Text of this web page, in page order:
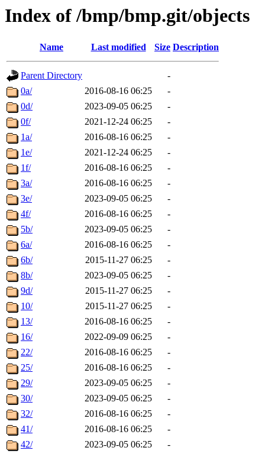
Index of /bmp/bmp.git/objects
Name Last modified Size Description
Parent Directory
-
0a/
2016-08-16 06:25
-
0d/
2023-09-05 06:25
-
0f/
2021-12-24 06:25
-
1a/
2016-08-16 06:25
-
1e/
2021-12-24 06:25
-
1f/
2016-08-16 06:25
-
3a/
2016-08-16 06:25
-
3e/
2023-09-05 06:25
-
4f/
2016-08-16 06:25
-
5b/
2023-09-05 06:25
-
6a/
2016-08-16 06:25
-
6b/
2015-11-27 06:25
-
8b/
2023-09-05 06:25
-
9d/
2015-11-27 06:25
-
10/
2015-11-27 06:25
-
13/
2016-08-16 06:25
-
16/
2022-09-09 06:25
-
22/
2016-08-16 06:25
-
25/
2016-08-16 06:25
-
29/
2023-09-05 06:25
-
30/
2023-09-05 06:25
-
32/
2016-08-16 06:25
-
41/
2016-08-16 06:25
-
42/
2023-09-05 06:25
-